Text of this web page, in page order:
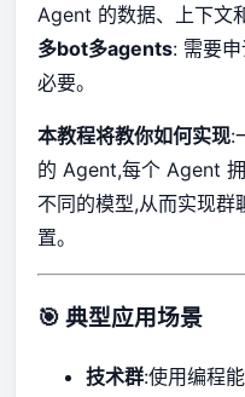
Agent 的数据、上下文
多bot多agents: 需要
必要。
本教程将教你如何实现:
的 Agent,每个 Agent
不同的模型,从而实现群
置。
🎯 典型应用场景
技术群:使用编程